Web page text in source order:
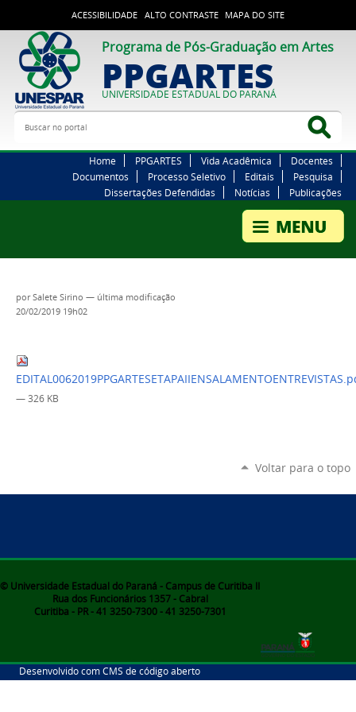
ACESSIBILIDADE ALTO CONTRASTE MAPA DO SITE
Programa de Pós-Graduação em Artes
PPGARTES
UNIVERSIDADE ESTADUAL DO PARANÁ
Buscar no portal
Home PPGARTES Vida Acadêmica
Docentes
Documentos
Processo Seletivo Editais
Pesquisa
Dissertações Defendidas
Notícias Publicações
porSalete Sirino — última modificação
20/02/2019 19h02
— 326 KB
Voltar para o topo
© Universidade Estadual do Paraná - Campus de Curitiba II
Rua dos Funcionários 1357 - Cabral
Curitiba - PR - 41 3250-7300 - 41 3250-7301
Desenvolvido com CMS de código aberto